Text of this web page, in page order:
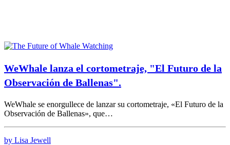
WeWhale lanza el cortometraje, "El Futuro de la
Observación de Ballenas".
WeWhale se enorgullece de lanzar su cortometraje, «El Futuro de la
Observación de Ballenas», que…
by Lisa Jewell